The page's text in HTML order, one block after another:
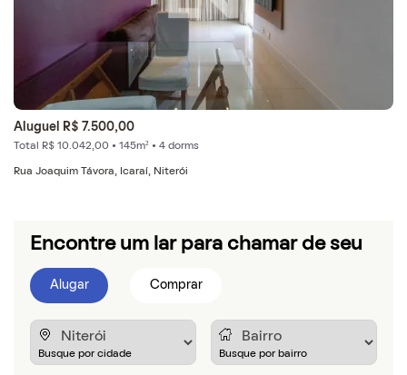
Encontre um lar para chamar de seu
Alugar Comprar
Aluguel R$ 7.500,00
Total R$ 10.042,00 • 145m² • 4 dorms
Rua Joaquim Távora, Icaraí, Niterói